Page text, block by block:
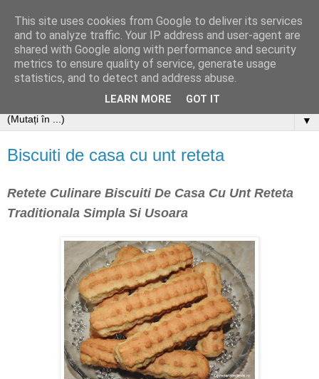
▼
Biscuiti de casa cu unt reteta
Retete Culinare Biscuiti De Casa Cu Unt Reteta
Traditionala Simpla Si Usoara
This site uses cookies from Google to deliver its services
and to analyze traffic. Your IP address and user-agent are
shared with Google along with performance and security
metrics to ensure quality of service, generate usage
statistics, and to detect and address abuse.
LEARN MORE GOT IT